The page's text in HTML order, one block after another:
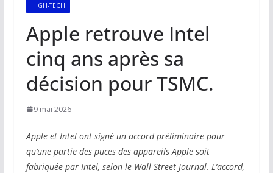
HIGH-TECH
Apple retrouve Intel
cinq ans après sa
décision pour TSMC.
9 mai 2026
Apple et Intel ont signé un accord préliminaire pour
qu’une partie des puces des appareils Apple soit
fabriquée par Intel, selon le Wall Street Journal. L’accord,